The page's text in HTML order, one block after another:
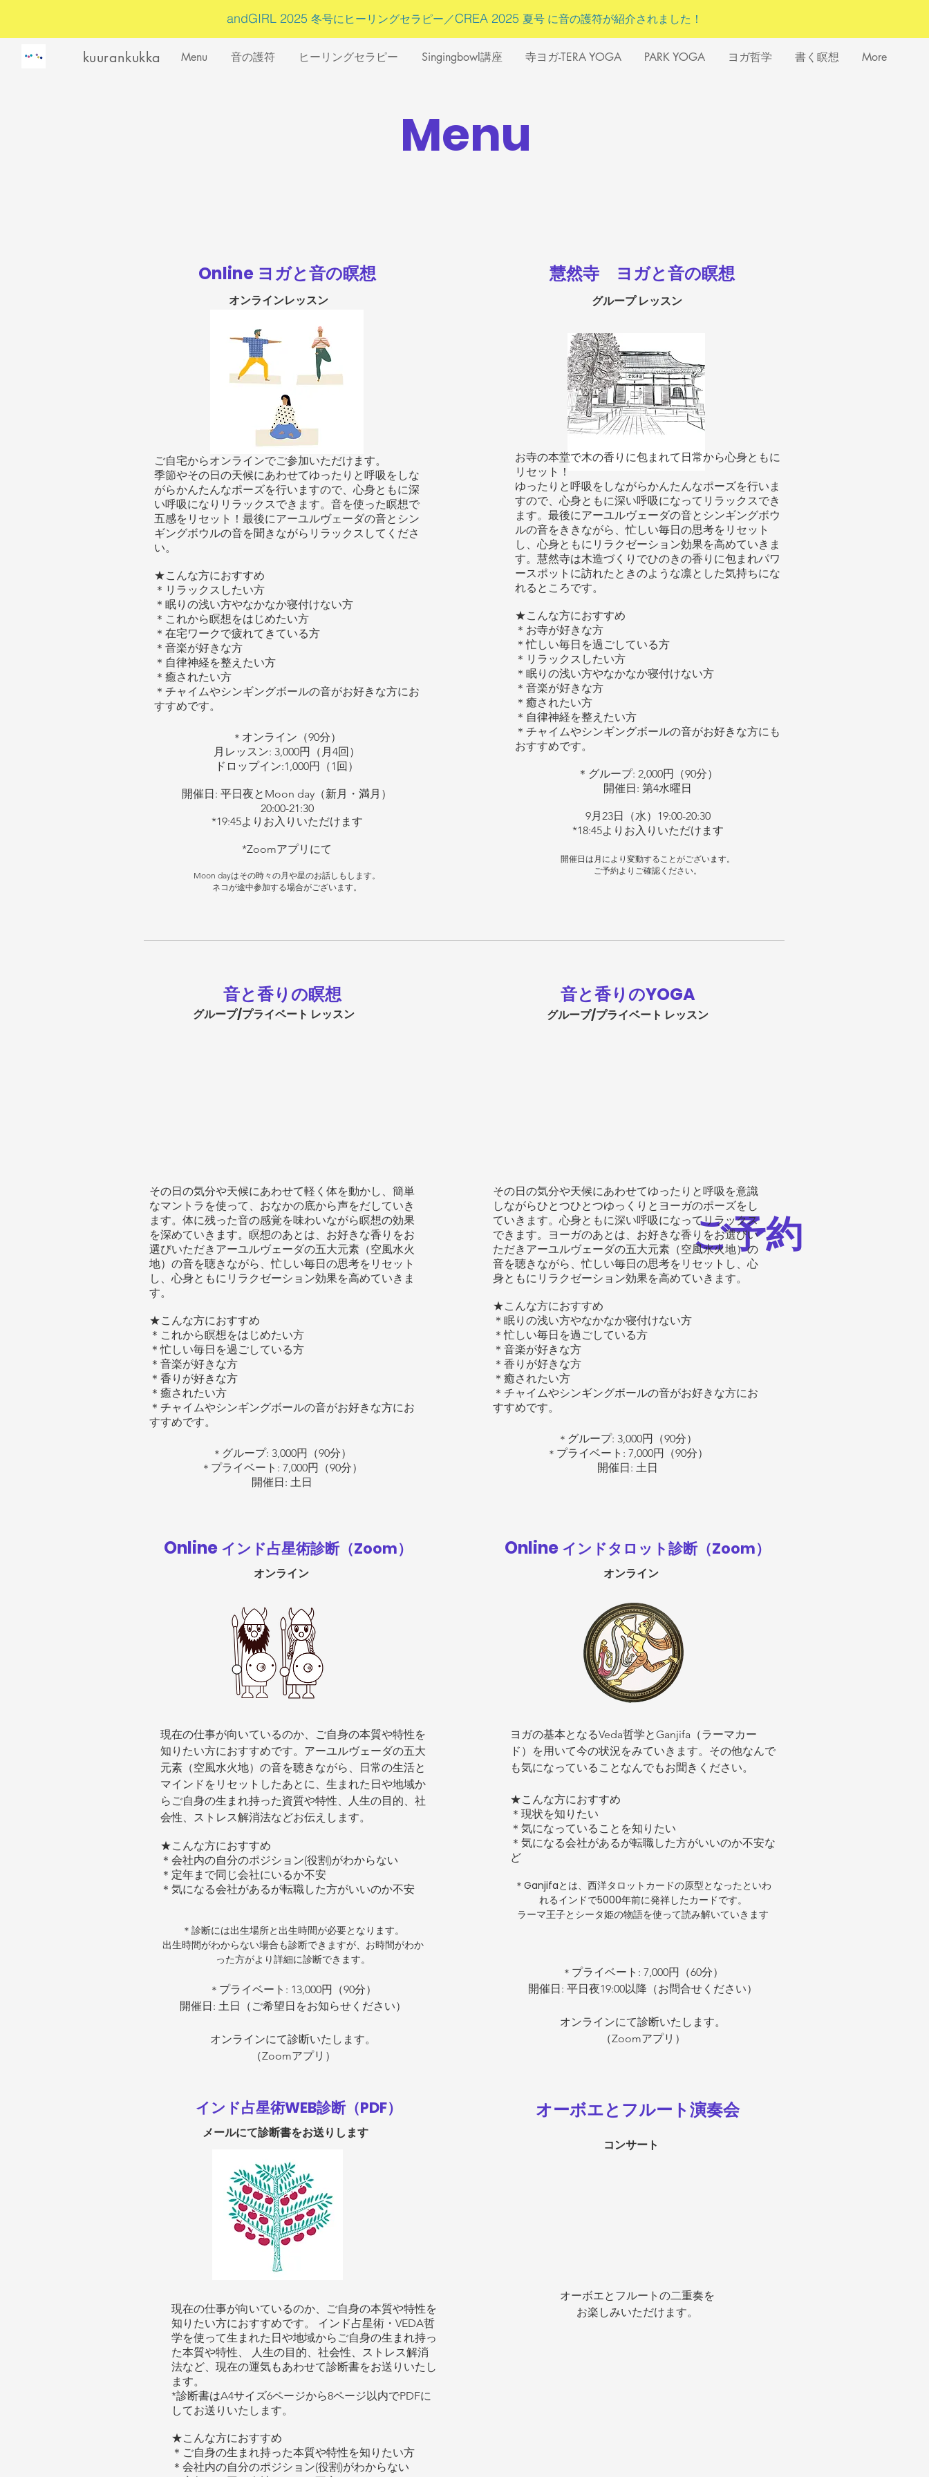
kuurankukka Menu 音の護符 ヒーリングセラピー Singingbowl講座 寺ヨガ-TERA YOGA PARK YOGA ヨガ哲学 書く瞑想 More
andGIRL 2025 冬号にヒーリングセラピー／CREA 2025 夏号 に音の護符が紹介されました！
Menu
ご予約
Online ヨガと音の瞑想
オンラインレッスン
ご自宅からオンラインでご参加いただけます。
季節やその日の天候にあわせてゆったりと呼吸をしな
がらかんたんなポーズを行いますので、心身ともに深
い呼吸になりリラックスできます。音を使った瞑想で
五感をリセット！最後にアーユルヴェーダの音とシン
ギングボウルの音を聞きながらリラックスしてくださ
い。
★こんな方におすすめ
＊リラックスしたい方
＊眠りの浅い方やなかなか寝付けない方
＊これから瞑想をはじめたい方
＊在宅ワークで疲れてきている方
＊音楽が好きな方
＊自律神経を整えたい方
＊癒されたい方
＊チャイムやシンギングボールの音がお好きな方にお
すすめです。
＊ オンライン（90分）
月レッスン: 3,000円（月4回）
ドロップイン:1,000円（1回）
開催日: 平日夜とMoon day（新月・満月）
20:00-21:30
*19:45よりお入りいただけます
*Zoomアプリにて
Moon dayはその時々の月や星のお話しもします。
ネコが途中参加する場合がございます。
慧然寺 ヨガと音の瞑想
グループ レッスン
お寺の本堂で木の香りに包まれて日常から心身ともに
リセット！
ゆったりと呼吸をしながらかんたんなポーズを行いま
すので、心身ともに深い呼吸になってリラックスでき
ます。最後にアーユルヴェーダの音とシンギングボウ
ルの音をききながら、忙しい毎日の思考をリセット
し、心身ともにリラクゼーション効果を高めていきま
す。慧然寺は木造づくりでひのきの香りに包まれパワ
ースポットに訪れたときのような凛とした気持ちにな
れるところです。​
★こんな方におすすめ
＊お寺が好きな方
＊忙しい毎日を過ごしている方
＊リラックスしたい方
＊眠りの浅い方やなかなか寝付けない方
＊音楽が好きな方
＊癒されたい方
＊自律神経を整えたい方
＊チャイムやシンギングボールの音がお好きな方にも
おすすめです。
＊グループ: 2,000円（90分）
開催日: 第4水曜日
9月23日（水）19:00-20:30
*18:45よりお入りいただけます
開催日は月により変動することがございます。
ご予約よりご確認ください。
音と香りの瞑想
グループ/プライベート レッスン
その日の気分や天候にあわせて軽く体を動かし、簡単
なマントラを使って 、おなかの底から声をだしていき
ます。体に残った音の感覚を味わいながら瞑想の効果
を深めていきます。瞑想のあとは、お好きな香りをお
選びいただきアーユルヴェーダの五大元素（空風水火
地）の音を聴きながら、忙しい毎日の思考をリセット
し、心身ともにリラクゼーション効果を高めていきま
す。
★こんな方におすすめ
＊これから瞑想をはじめたい方
＊忙しい毎日を過ごしている方
＊音楽が好きな方
＊香りが好きな方
＊癒されたい方
＊チャイムやシンギングボールの音がお好きな方にお
すすめです。
＊ グループ: 3,000円（90分）
＊ プライベート: 7,000円（90分）
開催日: 土日
音と香りの​YOGA
グループ/プライベート レッスン
その日の気分や天候にあわせてゆったりと呼吸を意識
しながらひとつひとつゆっくりとヨーガのポーズをし
ていきます。心身ともに深い呼吸になってリラックス
できます。ヨーガのあとは、お好きな香りをお選びい
ただきアーユルヴェーダの五大元素（空風水火地）の
音を聴きながら、忙しい毎日の思考をリセットし、心
身ともにリラクゼーション効果を高めていきます。
★こんな方におすすめ
＊眠りの浅い方やなかなか寝付けない方
＊忙しい毎日を過ごしている方
＊音楽が好きな方
＊香りが好きな方
＊癒されたい方
＊チャイムやシンギングボールの音がお好きな方にお
すすめです。
＊ グループ: 3,000円（90分）
＊ プライベート: 7,000円（90分）
開催日: 土日
Online インド占星術診断（Zoom）
オンライン
現在の仕事が向いているのか、ご自身の本質や特性を
知りたい方におすすめです。アーユルヴェーダの五大
元素（空風水火地）の音を聴きながら、日常の生活と
マインドをリセットしたあとに、生まれた日や地域か
らご自身の生まれ持った資質や特性、
人生の目的、社
会性、ストレス解消法などお伝えします。
★こんな方におすすめ
＊会社内の自分のポジション(役割)がわからない
＊定年まで同じ会社にいるか不安
＊気になる会社があるが転職した方がいいのか不安
＊診断には出生場所と出生時間が必要となります。​
出生時間がわからない場合も診断できますが、 お時間がわか
った方がより詳細に診断できます。
＊ プライベート: 13,000円（90分）
開催日: 土日​（ご希望日をお知らせください）
​オンラインにて診断いたします。
（Zoomアプリ）
インド占星術WEB診断（PDF）
メールにて診断書をお送りします
現在の仕事が向いているのか、ご自身の本質や特性を
知りたい方におすすめです。 インド占星術・VEDA哲
学を使って生まれた日や地域からご自身の生まれ持っ
た本質や特性、 人生の目的、社会性、ストレス解消
法など、現在の運気もあわせて診断書をお送りいたし
ます。​
*診断書はA4サイズ6ページから8ページ以内でPDFに
してお送りいたします。
★こんな方におすすめ
＊ご自身の生まれ持った本質や特性を知りたい方
＊会社内の自分のポジション(役割)がわからない
Online インドタロット診断（Zoom）
オンライン
ヨガの基本となるVeda哲学とGanjifa（ラーマカー
ド）を用いて今の状況をみていきます。その他なんで
も気になっていることなんでもお聞きください。
★こんな方におすすめ
＊現状を知りたい
＊気になっていることを知りたい
＊気になる会社があるが転職した方がいいのか不安な
ど
＊Ganjifaとは、西洋タロットカードの原型となったといわ
れるインドで5000年前に発祥したカードです。
ラーマ王子とシータ姫の物語を使って読み解いていきます
＊ プライベート: 7,000円（60分）
開催日: 平日夜19:00以降（お問合せください）
​オンラインにて診断いたします。
（Zoomアプリ）
オーボエとフルート演奏会
コンサート
​オーボエとフルートの二重奏を
お楽しみいただけます。